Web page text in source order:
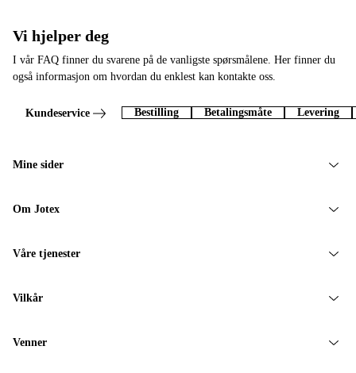
Vi hjelper deg
I vår FAQ finner du svarene på de vanligste spørsmålene. Her finner du
også informasjon om hvordan du enklest kan kontakte oss.
Kundeservice Bestilling Betalingsmåte Levering
Mine sider
Om Jotex
Våre tjenester
Vilkår
Venner